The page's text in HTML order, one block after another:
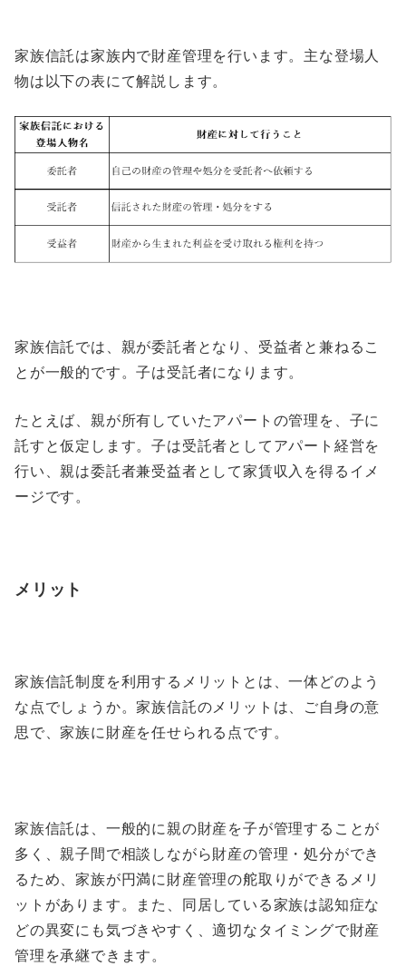
家族信託は家族内で財産管理を行います。主な登場人
物は以下の表にて解説します。
家族信託では、親が委託者となり、受益者と兼ねるこ
とが一般的です。子は受託者になります。
たとえば、親が所有していたアパートの管理を、子に
託すと仮定します。子は受託者としてアパート経営を
行い、親は委託者兼受益者として家賃収入を得るイメ
ージです。
メリット
家族信託制度を利用するメリットとは、一体どのよう
な点でしょうか。家族信託のメリットは、ご自身の意
思で、家族に財産を任せられる点です。
家族信託は、一般的に親の財産を子が管理することが
多く、親子間で相談しながら財産の管理・処分ができ
るため、家族が円満に財産管理の舵取りができるメリ
ットがあります。また、同居している家族は認知症な
どの異変にも気づきやすく、適切なタイミングで財産
管理を承継できます。